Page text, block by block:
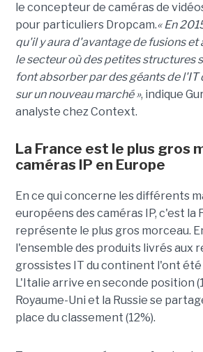
le concepteur de caméras de
pour particuliers Dropcam.« En
qu'il y aura d'avantage de fusions et
le secteur où des petites structures
font absorber par des géants de l'IT
sur un nouveau marché », indique
analyste chez Context.
La France est le plus gros
caméras IP en Europe
En ce qui concerne les différents
européens des caméras IP, c'est la
représente le plus gros morceau.
l'ensemble des produits livrés aux
grossistes IT du continent l'ont été
L'Italie arrive en seconde position
Royaume-Uni et la Russie se
place du classement (12%).